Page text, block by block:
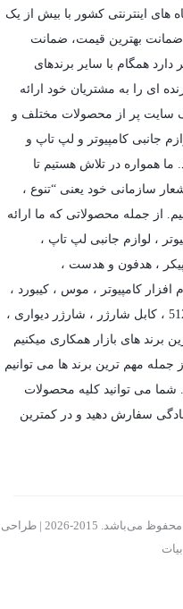
های اینترنتی کشور با بیش از یک
ضمانت بهترین قیمت، ضمانت
همگام با سایر برندهای
ای را به مشتریان خود ارائه
سایت پر از محصولات مختلف و
جانبی کامپیوتر و لپ تاپ و
ما همواره در تلاش هستیم تا
سازمانی خود یعنی “تنوع ،
از جمله محصولاتی که ما ارائه
، لوازم جانبی لپ تاپ ،
، هدفون و هدست ،
افزار کامپیوتر ، موس ، کیبورد ،
کابل شارژر ، شارژر دیواری ،
برند های بازار همکاری میکنیم
جمله مهم ترین برند ها می توانیم
شما می توانید کلیه محصولات
سفارش دهید و در کمترین
تمامی حقوق مادی و معنوی برای «جانبی تک» محفوظ می‌باشد. 2015-2026 | طراحی